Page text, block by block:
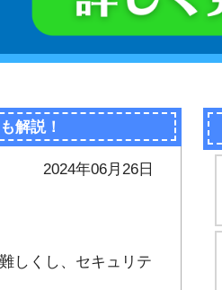
解説！
2024年06月26日
しくし、セキュリテ